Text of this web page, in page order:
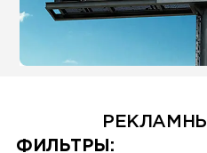
Some SEO Title
ФИЛЬТРЫ: